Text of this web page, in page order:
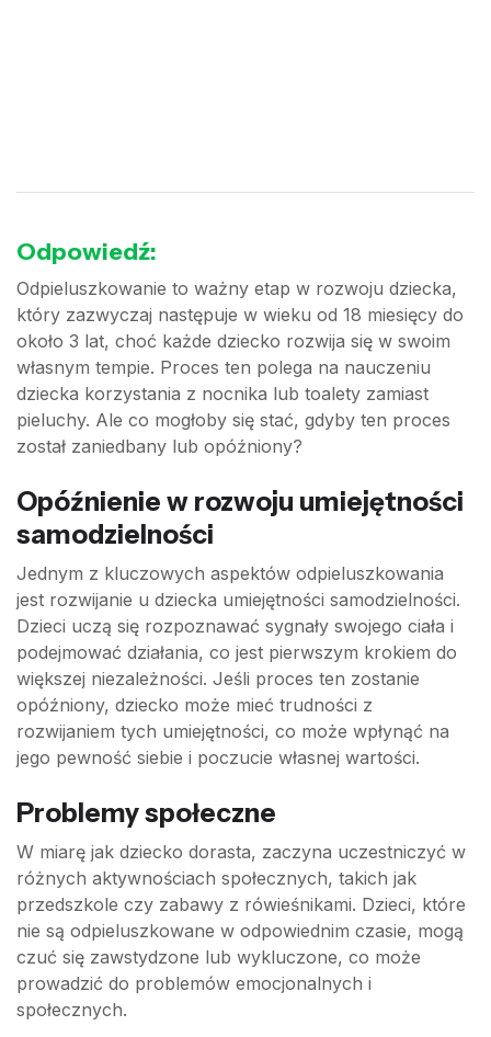
Odpowiedź:
Odpieluszkowanie to ważny etap w rozwoju dziecka,
który zazwyczaj następuje w wieku od 18 miesięcy do
około 3 lat, choć każde dziecko rozwija się w swoim
własnym tempie. Proces ten polega na nauczeniu
dziecka korzystania z nocnika lub toalety zamiast
pieluchy. Ale co mogłoby się stać, gdyby ten proces
został zaniedbany lub opóźniony?
Opóźnienie w rozwoju umiejętności
samodzielności
Jednym z kluczowych aspektów odpieluszkowania
jest rozwijanie u dziecka umiejętności samodzielności.
Dzieci uczą się rozpoznawać sygnały swojego ciała i
podejmować działania, co jest pierwszym krokiem do
większej niezależności. Jeśli proces ten zostanie
opóźniony, dziecko może mieć trudności z
rozwijaniem tych umiejętności, co może wpłynąć na
jego pewność siebie i poczucie własnej wartości.
Problemy społeczne
W miarę jak dziecko dorasta, zaczyna uczestniczyć w
różnych aktywnościach społecznych, takich jak
przedszkole czy zabawy z rówieśnikami. Dzieci, które
nie są odpieluszkowane w odpowiednim czasie, mogą
czuć się zawstydzone lub wykluczone, co może
prowadzić do problemów emocjonalnych i
społecznych.